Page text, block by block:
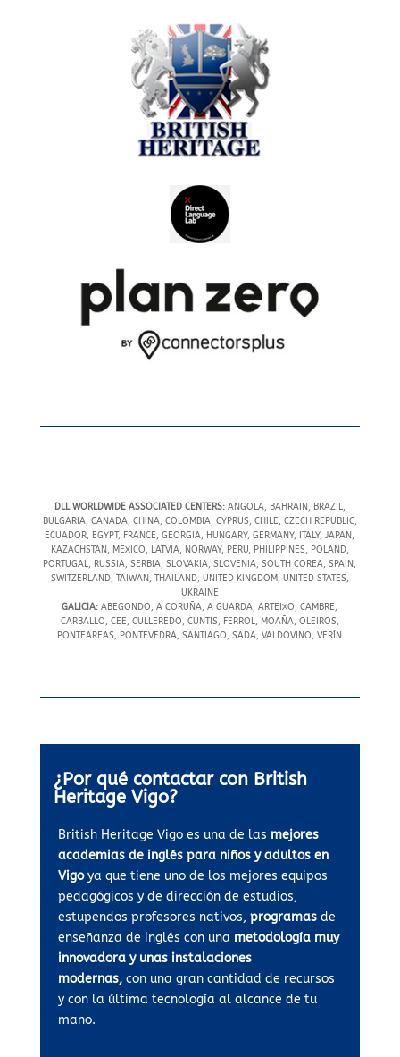
DLL WORLDWIDE ASSOCIATED CENTERS:ANGOLA, BAHRAIN, BRAZIL,
BULGARIA, CANADA, CHINA, COLOMBIA, CYPRUS, CHILE, CZECH REPUBLIC,
ECUADOR, EGYPT, FRANCE, GEORGIA, HUNGARY, GERMANY, ITALY, JAPAN,
KAZACHSTAN, MEXICO, LATVIA, NORWAY, PERU, PHILIPPINES, POLAND,
PORTUGAL, RUSSIA, SERBIA, SLOVAKIA, SLOVENIA, SOUTH COREA, SPAIN,
SWITZERLAND, TAIWAN, THAILAND, UNITED KINGDOM, UNITED STATES,
UKRAINE
GALICIA: ABEGONDO, A CORUÑA, A GUARDA, ARTEIXO, CAMBRE,
CARBALLO, CEE, CULLEREDO, CUNTIS, FERROL, MOAÑA, OLEIROS,
PONTEAREAS, PONTEVEDRA, SANTIAGO, SADA, VALDOVIÑO, VERÍN
¿Por qué contactar con British
Heritage Vigo?
British Heritage Vigo es una de las mejores
academias de inglés para niños y adultos en
Vigoya que tiene uno de los mejores equipos
pedagógicos y de dirección de estudios,
estupendos profesores nativos, programas de
enseñanza de inglés con una metodología muy
innovadora y unas instalaciones
modernas,con una gran cantidad de recursos
y con la última tecnología al alcance de tu
mano.